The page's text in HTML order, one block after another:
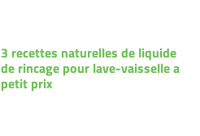
3 recettes naturelles de liquide
de rincage pour lave-vaisselle a
petit prix